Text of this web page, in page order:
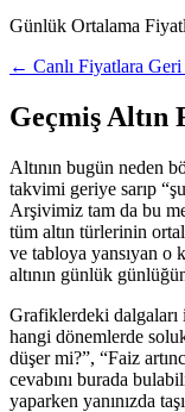
Günlük Ortalama
← Canlı Fiyatlara
Geçmiş Altın
Altının bugün neden
takvimi geriye sarıp
Arşivimiz tam da bu
tüm altın türlerinin
ve tabloya yansıyan
altının günlük
Grafiklerdeki dalgaları
hangi dönemlerde
düşer mi?”, “Faiz
cevabını burada
yaparken yanınızda